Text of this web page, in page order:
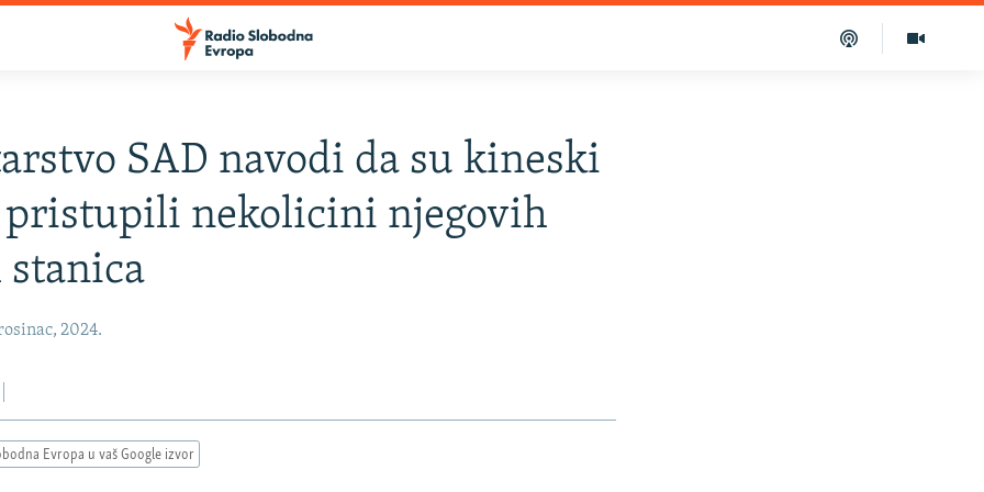
SAD navodi da su kineski
nekolicini njegovih
2024.
Evropa u vaš Google izvor